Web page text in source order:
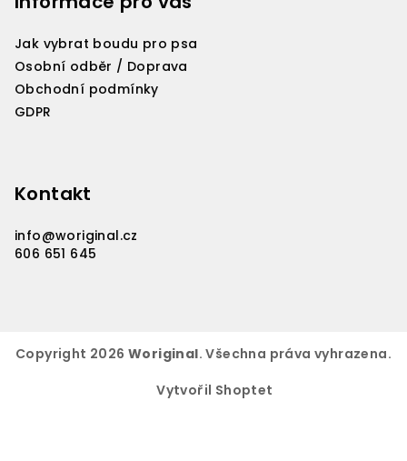
Jak vybrat boudu pro psa
Osobní odběr / Doprava
Obchodní podmínky
GDPR
Kontakt
info@woriginal.cz
606 651 645
Copyright 2026 Woriginal. Všechna práva vyhrazena.
Vytvořil Shoptet